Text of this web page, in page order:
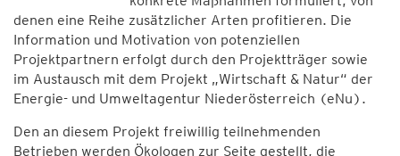
denen eine Reihe zusätzlicher Arten profitieren. Die
Information und Motivation von potenziellen
Projektpartnern erfolgt durch den Projektträger sowie
im Austausch mit dem Projekt „Wirtschaft & Natur“ der
Energie- und Umweltagentur Niederösterreich (eNu).
Den an diesem Projekt freiwillig teilnehmenden
Betrieben werden Ökologen zur Seite gestellt, die